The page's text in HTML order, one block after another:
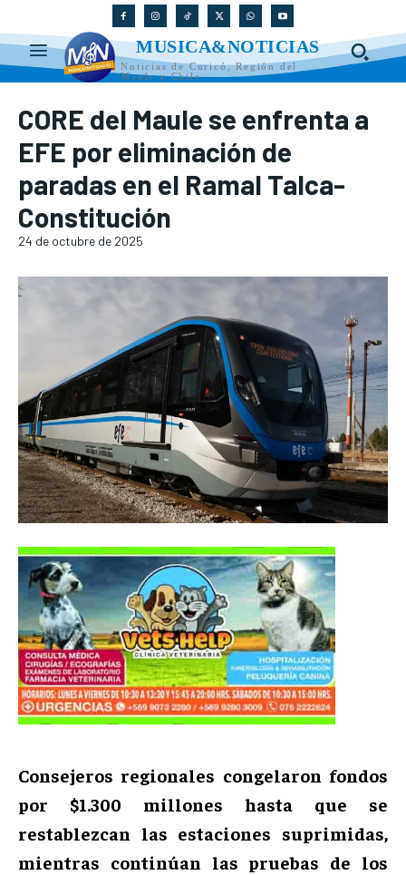
MUSICA&NOTICIAS
Noticias de Curicó, Región del
Maule y Chile
CORE del Maule se enfrenta a
EFE por eliminación de
paradas en el Ramal Talca-
Constitución
24 de octubre de 2025
Consejeros regionales congelaron fondos
por $1.300 millones hasta que se
restablezcan las estaciones suprimidas,
mientras continúan las pruebas de los